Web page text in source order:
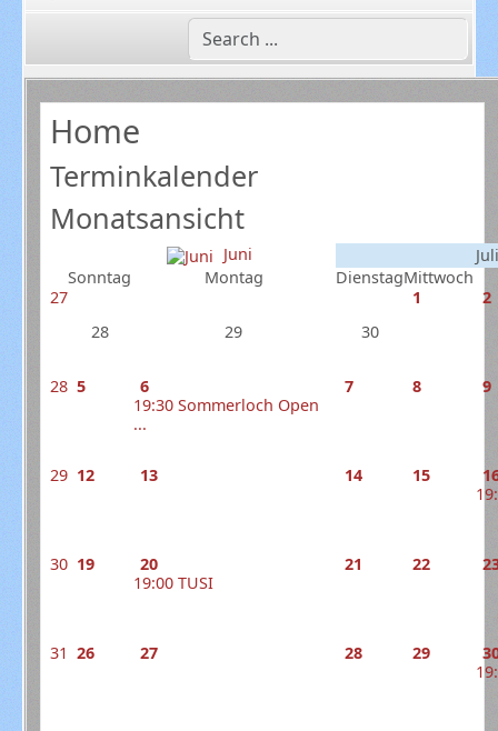
Home
Terminkalender
Monatsansicht
Juni
Sonntag
Montag DienstagMittwoch
27
28
29 30
1 2
28 5
6
19:30 Sommerloch Open
...
7 8 9
29 12 13 14 15
30 19
20
19:00 TUSI
21 22
31 26 27 28 29